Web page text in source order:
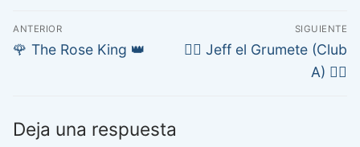
Navegación
de
ANTERIOR
Entrada
🌹 The Rose King 👑
SIGUIENTE
Entrada
🏴‍☠️ Jeff el Grumete (Club
A) 🏴‍☠️
Deja una respuesta